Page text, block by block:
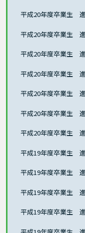
平成20年度卒業生
平成20年度卒業生
平成20年度卒業生
平成20年度卒業生
平成20年度卒業生
平成20年度卒業生
平成20年度卒業生
平成19年度卒業生
平成19年度卒業生
平成19年度卒業生
平成19年度卒業生